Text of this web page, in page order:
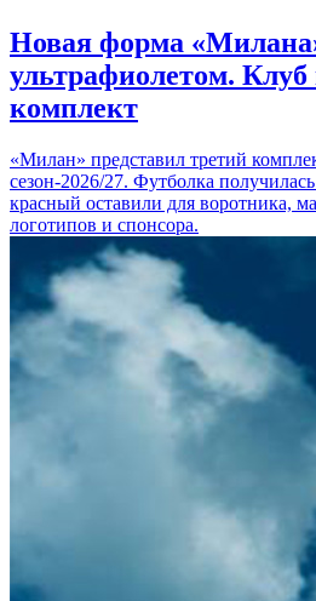
Новая форма
ультрафиолетом. Клуб
комплект
«Милан» представил третий
сезон-2026/27. Футболка
красный оставили для воротника,
логотипов и спонсора.